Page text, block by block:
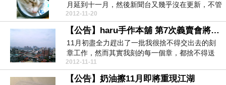
月延到十一月，然後新聞台又幾乎沒在更新，不管
這次義賣...
2012-11-20
【公告】haru手作本舖 第7次義賣會將在11/23(五)中午舉行
11月初盡全力趕出了一批我很捨不得交出去的刻
章工作，然而其實我刻的每一個章，都捨不得送
走。10月中搬...
2012-11-11
【公告】奶油擦11月即將重現江湖